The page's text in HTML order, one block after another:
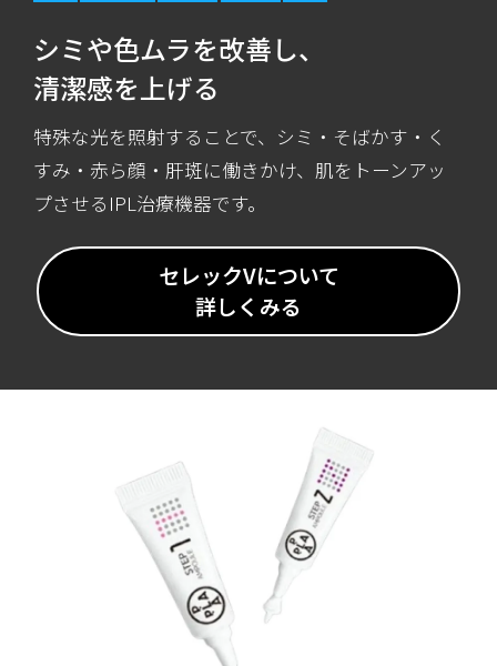
シミや色ムラを改善し、
清潔感を上げる
特殊な光を照射することで、シミ・そばかす・く
すみ・赤ら顔・肝斑に働きかけ、肌をトーンアッ
プさせるIPL治療機器です。
セレックVについて
詳しくみる